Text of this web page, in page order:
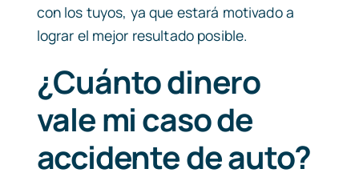
con los tuyos, ya que estará motivado a
lograr el mejor resultado posible.
¿Cuánto dinero
vale mi caso de
accidente de auto?